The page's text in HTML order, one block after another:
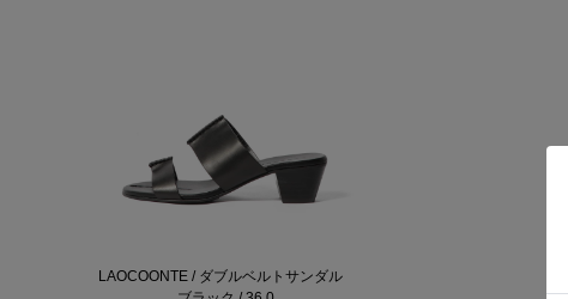
LAOCOONTE / ダブルベルトサンダル